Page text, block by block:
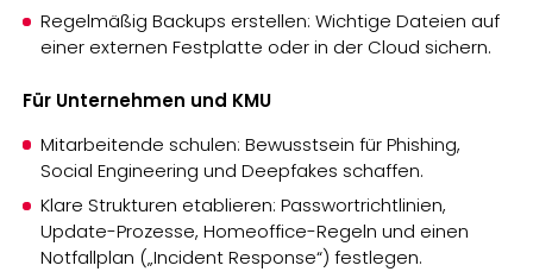
Regelmäßig Backups erstellen: Wichtige Dateien auf
einer externen Festplatte oder in der Cloud sichern.
Für Unternehmen und KMU
Mitarbeitende schulen: Bewusstsein für Phishing,
Social Engineering und Deepfakes schaffen.
Klare Strukturen etablieren: Passwortrichtlinien,
Update-Prozesse, Homeoffice-Regeln und einen
Notfallplan („Incident Response“) festlegen.